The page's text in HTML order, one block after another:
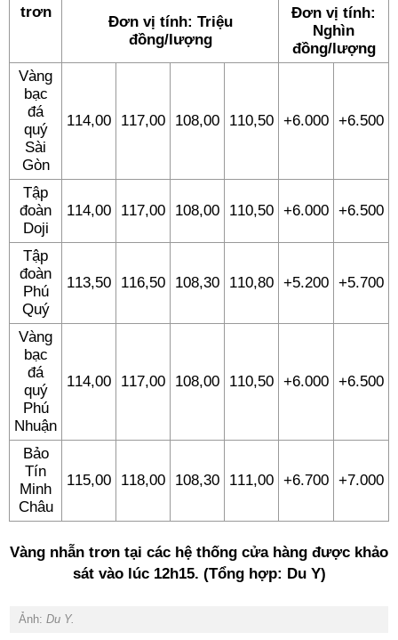
trơn
Đơn vị tính: Triệu
đồng/lượng
Đơn vị tính:
Nghìn
đồng/lượng
Vàng
bạc
đá
quý
Sài
Gòn
114,00 117,00 108,00 110,50 +6.000 +6.500
Tập
đoàn
Doji
114,00 117,00 108,00 110,50 +6.000 +6.500
Tập
đoàn
Phú
Quý
113,50 116,50 108,30 110,80 +5.200 +5.700
Vàng
bạc
đá
quý
Phú
Nhuận
114,00 117,00 108,00 110,50 +6.000 +6.500
Bảo
Tín
Minh
Châu
115,00 118,00 108,30 111,00 +6.700 +7.000
Vàng nhẫn trơn tại các hệ thống cửa hàng được khảo
sát vào lúc 12h15. (Tổng hợp: Du Y)
Ảnh: Du Y.